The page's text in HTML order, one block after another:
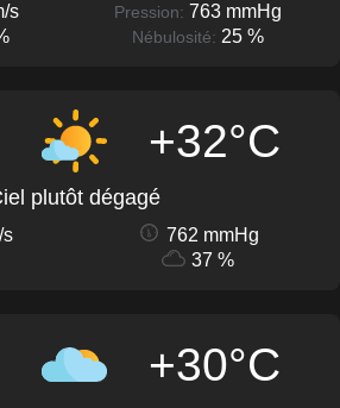
s Pression: 763 mmHg
Nébulosité: 25 %
+32°C
plutôt dégagé
s
762 mmHg
37 %
+30°C